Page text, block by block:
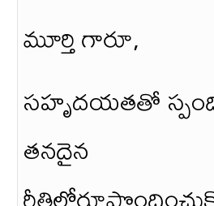
మూర్తి గారూ,
సహృదయతతో
తనదైన